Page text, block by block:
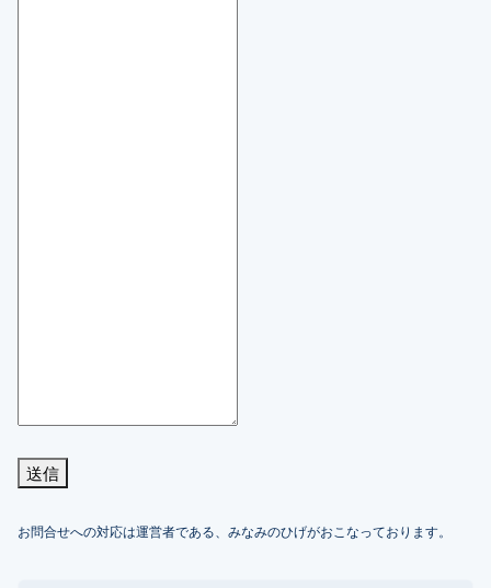
送信
お問合せへの対応は運営者である、みなみのひげがおこなっております。